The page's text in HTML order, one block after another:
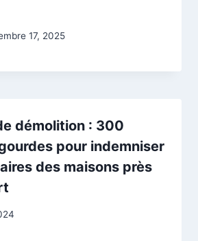
17, 2025
démolition : 300
pour indemniser
des maisons près